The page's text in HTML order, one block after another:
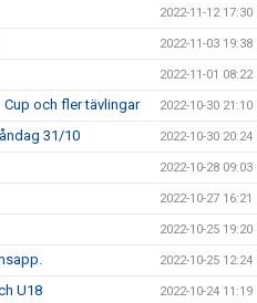
2022-11-12 17:30
2022-11-03 19:38
2022-11-01 08:22
Cup och fler tävlingar 2022-10-30 21:10
31/10 2022-10-30 20:24
2022-10-28 09:03
2022-10-27 16:21
2022-10-25 19:20
2022-10-25 12:24
U18 2022-10-24 11:19